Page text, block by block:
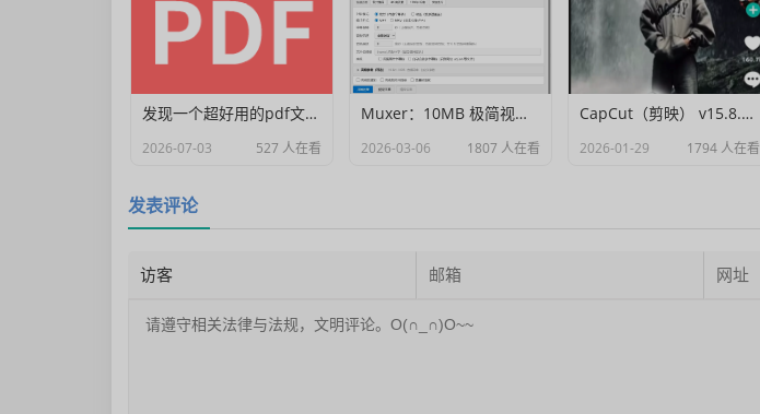
发现一个超好用的pdf文档编辑器
2026-07-03 527 人在看
Muxer：10MB 极简视频字幕批量封装工具 (单文件/绿色版)
2026-03-06 1807 人在看
CapCut（剪映） v15.8.0 国际高级会员解锁破解版
2026-01-29 1794 人在看
发表评论